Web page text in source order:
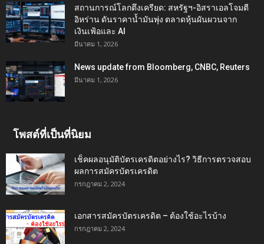
สถานการณ์โลกตึงเครียด: สหรัฐฯ-อิสราเอลโจมตี
อิหร่าน ดันราคาน้ำมันพุ่ง ตลาดหุ้นผันผวนจาก
เงินเฟ้อและ AI
มีนาคม 1, 2026
News update from Bloomberg, CNBC, Reuters
มีนาคม 1, 2026
โพสต์ที่เป็นที่นิยม
เช็คผลอนุมัติบัตรเครดิตอย่างไร? วิธีการตรวจสอบ
ผลการสมัครบัตรเครดิต
กรกฎาคม 2, 2024
เอกสารสมัครบัตรเครดิต – ต้องใช้อะไรบ้าง
กรกฎาคม 2, 2024